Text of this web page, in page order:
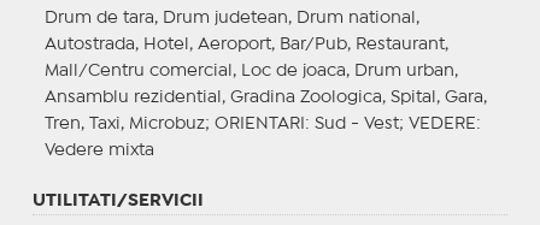
Drum de tara, Drum judetean, Drum national,
Autostrada, Hotel, Aeroport, Bar/Pub, Restaurant,
Mall/Centru comercial, Loc de joaca, Drum urban,
Ansamblu rezidential, Gradina Zoologica, Spital, Gara,
Tren, Taxi, Microbuz; ORIENTARI : Sud - Vest; VEDERE :
Vedere mixta
UTILITATI/SERVICII